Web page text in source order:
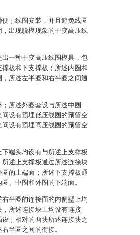
于线圈安装，并且避免线圈
出现脱模现象的干变高压线
一种干变高压线圈模具，包
板和下支撑板；所述内圈和
所述左半圈和右半圈之间通
所述外圈套设与所述中圈
设有预埋低压线圈的预留空
设有预埋高压线圈的预留空
端头均设有与所述上支撑板
述上支撑板通过所述连接块
的上端面；所述下支撑板通
、中圈和外圈的下端面。
半圈的连接面的内侧壁上均
所述连接块上均设有连接
于相对的两块所述连接块之
半圈之间的衔接。